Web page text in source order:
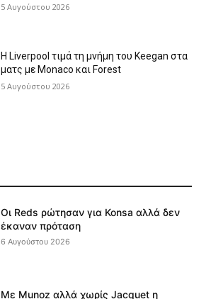
5 Αυγούστου 2026
Η Liverpool τιμά τη μνήμη του Keegan στα
ματς με Monaco και Forest
5 Αυγούστου 2026
Οι Reds ρώτησαν για Konsa αλλά δεν
έκαναν πρόταση
6 Αυγούστου 2026
Με Munoz αλλά χωρίς Jacquet η